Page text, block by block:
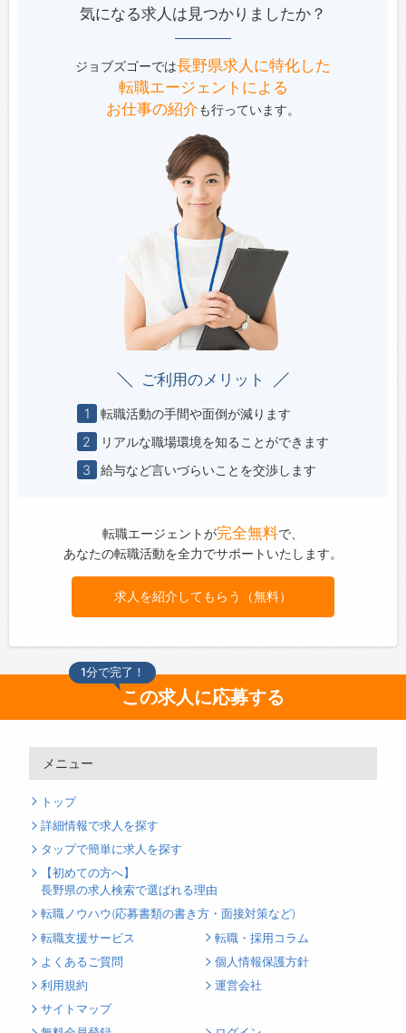
気になる求人は見つかりましたか？
ジョブズゴーでは長野県求人に特化した
転職エージェントによる
お仕事の紹介も行っています。
ご利用のメリット
1
転職活動の手間や面倒が減ります
2
リアルな職場環境を知ることができます
3
給与など言いづらいことを交渉します
転職エージェントが完全無料で、
あなたの転職活動を全力でサポートいたします。
求人を紹介してもらう（無料）
1分で完了！
この求人に応募する
メニュー
トップ
詳細情報で求人を探す
タップで簡単に求人を探す
【初めての方へ】
長野県の求人検索で選ばれる理由
転職ノウハウ(応募書類の書き方・面接対策など)
転職支援サービス
転職・採用コラム
よくあるご質問
個人情報保護方針
利用規約
運営会社
サイトマップ